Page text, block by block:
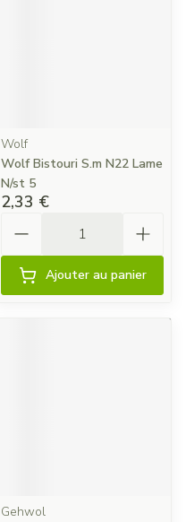
Wolf
Wolf Bistouri S.m N22 Lame
N/st 5
2,33 €
Ajouter au panier
Gehwol